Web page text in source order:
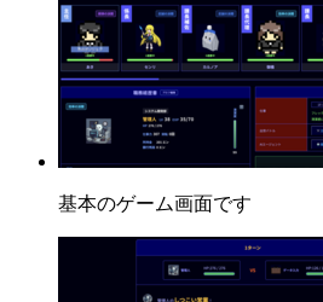
基本のゲーム画面です